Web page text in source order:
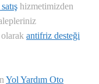
hizmetimizden
olarak antifriz desteği
Yol Yardım Oto